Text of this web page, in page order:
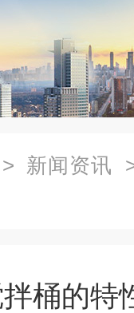
> 新闻资讯
桶的特